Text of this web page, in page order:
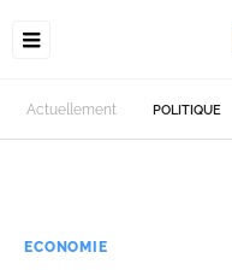
Actuellement POLITIQUE
ECONOMIE